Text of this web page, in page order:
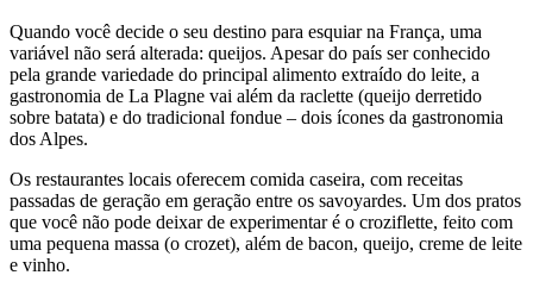
Quando você decide o seu destino para esquiar na França, uma
variável não será alterada: queijos. Apesar do país ser conhecido
pela grande variedade do principal alimento extraído do leite, a
gastronomia de La Plagne vai além da raclette (queijo derretido
sobre batata) e do tradicional fondue – dois ícones da gastronomia
dos Alpes.
Os restaurantes locais oferecem comida caseira, com receitas
passadas de geração em geração entre os savoyardes. Um dos pratos
que você não pode deixar de experimentar é o croziflette, feito com
uma pequena massa (o crozet), além de bacon, queijo, creme de leite
e vinho.